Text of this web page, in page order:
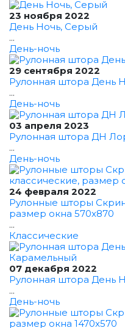
23 ноября 2022
День Ночь, Серый
...
День-ночь
29 сентября 2022
Рулонная штора День
...
День-ночь
03 апреля 2023
Рулонная штора ДН
...
День-ночь
24 февраля 2022
Рулонные шторы
размер окна 570x870
...
Классические
07 декабря 2022
Рулонная штора День
...
День-ночь